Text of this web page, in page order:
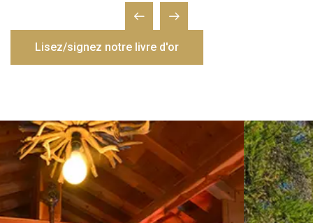
Lisez/signez notre livre d'or